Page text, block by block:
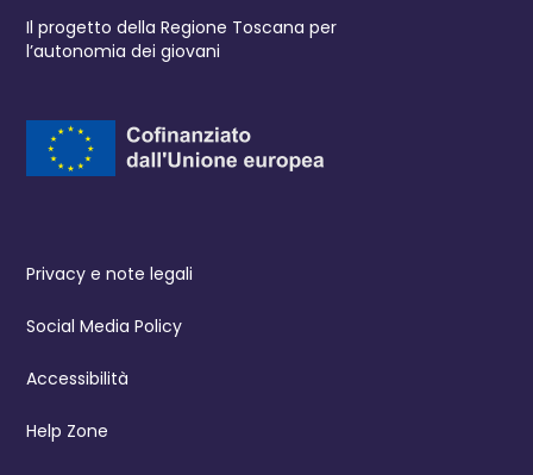
Il progetto della Regione Toscana per
l’autonomia dei giovani
Privacy e note legali
Social Media Policy
Accessibilità
Help Zone